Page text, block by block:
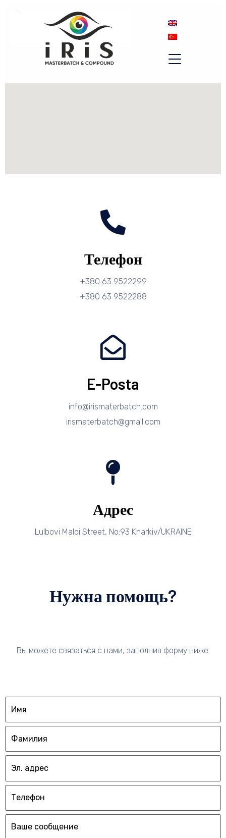
Телефон
+380 63 9522299
+380 63 9522288
E-Posta
info@irismaterbatch.com
irismaterbatch@gmail.com
Адрес
Lulbovi Maloi Street, No:93 Kharkiv/UKRAINE
Нужна помощь?
Вы можете связаться с нами, заполнив форму ниже.